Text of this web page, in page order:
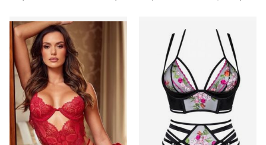
Body damskie koronkowe Beauty Night